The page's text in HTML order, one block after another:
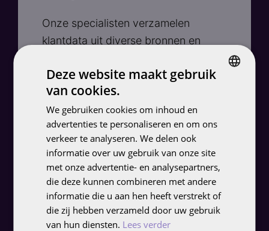
Onze specialisten verzamelen
klantdata uit diverse bronnen en
in gedrag, voorkeuren en behoeften.​
Segmentatie en persona-
ontwikkeling
Op basis van de geanalyseerde data
segmenteren we de doelgroep en
Deze website maakt gebruik
van cookies.
We gebruiken cookies om inhoud en
advertenties te personaliseren en om ons
verkeer te analyseren. We delen ook
informatie over uw gebruik van onze site
met onze advertentie- en analysepartners,
die deze kunnen combineren met andere
informatie die u aan hen heeft verstrekt of
die zij hebben verzameld door uw gebruik
van hun diensten. Lees verder